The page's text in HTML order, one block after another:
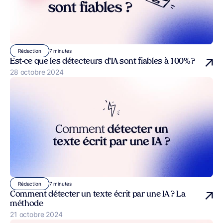
Rédaction 7 minutes
Est-ce que les détecteurs d’IA sont fiables à 100% ?
Publié le
28 octobre 2024
Rédaction 7 minutes
Comment détecter un texte écrit par une IA ? La
méthode
Publié le
21 octobre 2024